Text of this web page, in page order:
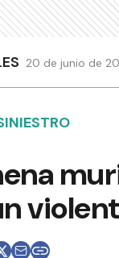
20 de junio de